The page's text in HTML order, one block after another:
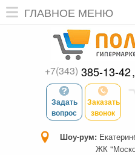
ГЛАВНОЕ МЕНЮ
+7(343) 385-13-42
Задать
вопрос
Заказать
звонок
Шоу-рум:
ЖК